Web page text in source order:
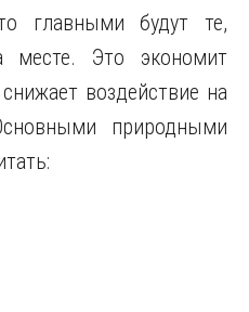
главными будут те,
месте. Это экономит
воздействие на
природными